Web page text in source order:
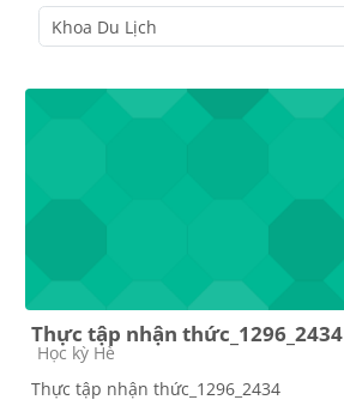
Thực tập nhận thức_1296_2434
Course category
Học kỳ Hè
Thực tập nhận thức_1296_2434